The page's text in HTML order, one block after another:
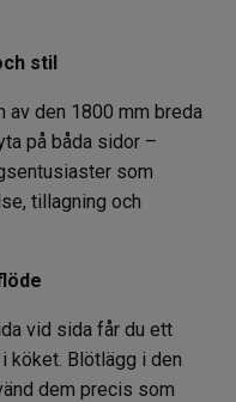
stil
av den 1800 mm breda
på båda sidor –
som
tillagning och
vid sida får du ett
köket. Blötlägg i den
dem precis som